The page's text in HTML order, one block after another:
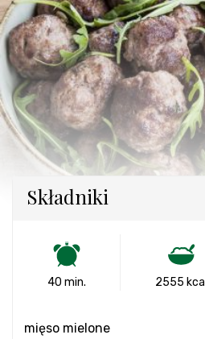
Składniki
40 min. 2555 kcal
mięso mielone